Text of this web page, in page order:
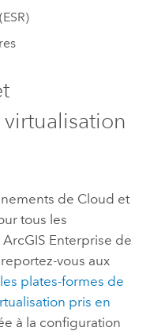
de Cloud et
tous les
ArcGIS Enterprise de
vous aux
plates-formes de
pris en
à la configuration